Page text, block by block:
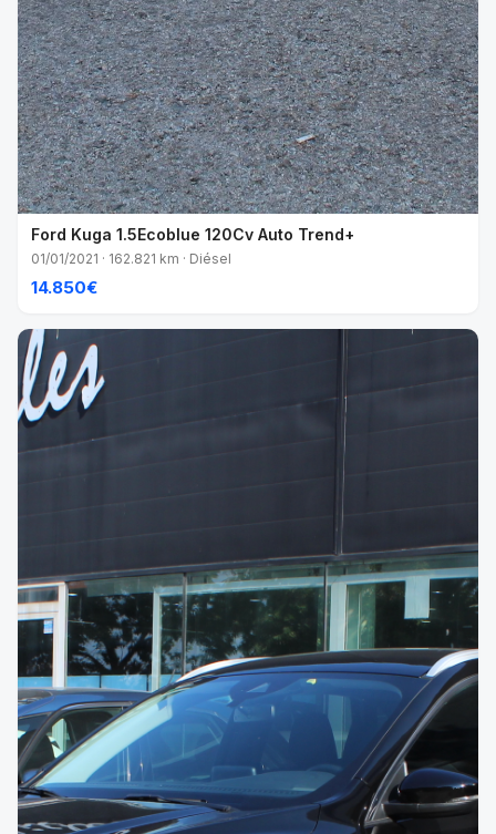
Ford Kuga 1.5Ecoblue 120Cv Auto Trend+
01/01/2021 · 162.821 km · Diésel
14.850€